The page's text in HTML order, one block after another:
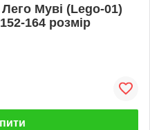
Муві (Lego-01)
164 розмір